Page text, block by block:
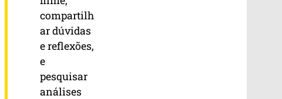
compartilh
ar dúvidas
e reflexões,
e
pesquisar
análises